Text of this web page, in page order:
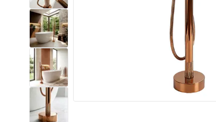
Vannas un ekrāni
Vannas istabas jaucējkrāni
Vannas istabas dušas
Virtuve